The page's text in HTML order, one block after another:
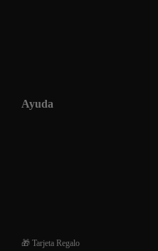
Ayuda
🎁 Tarjeta Regalo